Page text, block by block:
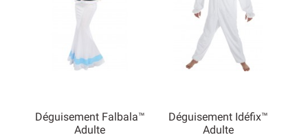
Déguisement Falbala™
Adulte
Déguisement Idéfix™
Adulte